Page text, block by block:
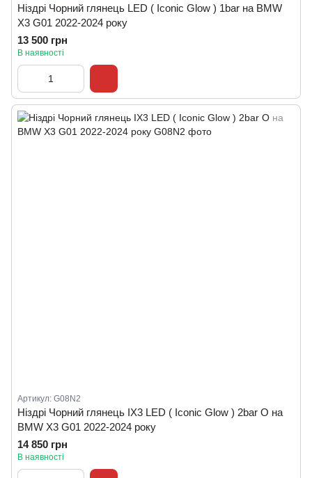
Ніздрі Чорний глянець LED ( Iconic Glow ) 1bar на BMW
X3 G01 2022-2024 року
13 500 грн
В наявності
Артикул: G08N2
Ніздрі Чорний глянець IX3 LED ( Iconic Glow ) 2bar O на
BMW X3 G01 2022-2024 року
14 850 грн
В наявності